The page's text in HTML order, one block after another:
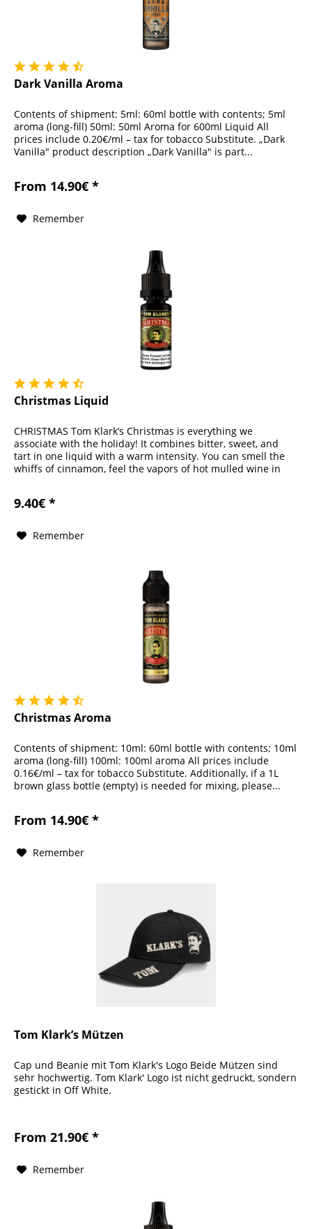
Dark Vanilla Aroma
Contents of shipment: 5ml: 60ml bottle with contents; 5ml
aroma (long-fill) 50ml: 50ml Aroma for 600ml Liquid All
prices include 0.20€/ml – tax for tobacco Substitute. „Dark
Vanilla" product description „Dark Vanilla" is part...
From 14.90€ *
Remember
Christmas Liquid
CHRISTMAS Tom Klark’s Christmas is everything we
associate with the holiday! It combines bitter, sweet, and
tart in one liquid with a warm intensity. You can smell the
whiffs of cinnamon, feel the vapors of hot mulled wine in
9.40€ *
Remember
Christmas Aroma
Contents of shipment: 10ml: 60ml bottle with contents; 10ml
aroma (long-fill) 100ml: 100ml aroma All prices include
0.16€/ml – tax for tobacco Substitute. Additionally, if a 1L
brown glass bottle (empty) is needed for mixing, please...
From 14.90€ *
Remember
Tom Klark’s Mützen
Cap und Beanie mit Tom Klark's Logo Beide Mützen sind
sehr hochwertig. Tom Klark' Logo ist nicht gedruckt, sondern
gestickt in Off White.
From 21.90€ *
Remember